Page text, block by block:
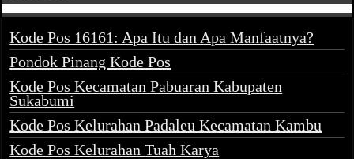
Kode Pos 16161: Apa Itu dan Apa Manfaatnya?
Pondok Pinang Kode Pos
Kode Pos Kecamatan Pabuaran Kabupaten
Sukabumi
Kode Pos Kelurahan Padaleu Kecamatan Kambu
Kode Pos Kelurahan Tuah Karya